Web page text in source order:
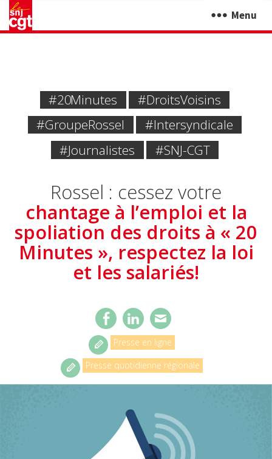
Menu
#20 Minutes
#DroitsVoisins
#GroupeRossel
#intersyndicale
#journalistes
#SNJ-CGT
Rossel : cessez votre
chantage à l’emploi et la
spoliation des droits à « 20
Minutes », respectez la loi
et les salariés!
Presse en ligne
Presse quotidienne régionale